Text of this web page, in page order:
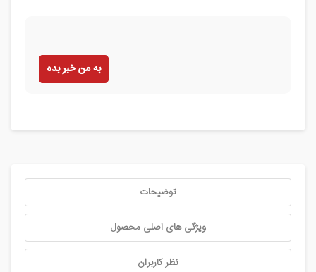
به من خبر بده
توضیحات
ویژگی های اصلی محصول
نظر کاربران